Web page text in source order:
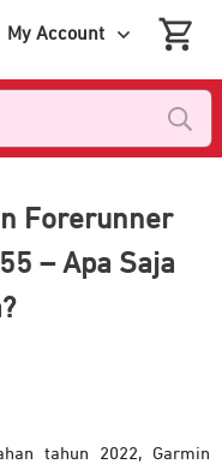
My Account
Forerunner
– Apa Saja
tahun 2022, Garmin